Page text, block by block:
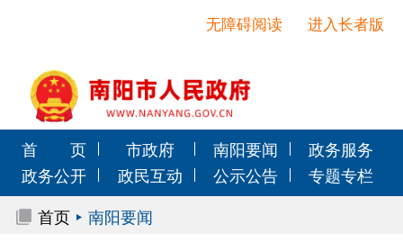
进入长者版
无障碍阅读
首 页 市政府 南阳要闻
政务服务
政务公开
政民互动 公示公告
专题专栏
首页
南阳要闻